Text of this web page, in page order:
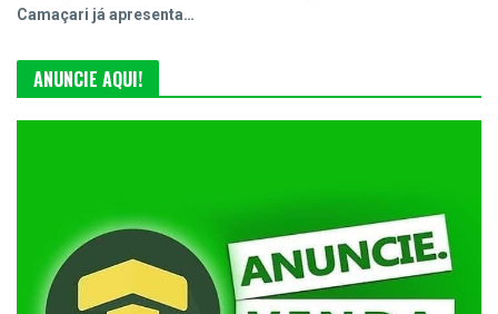
Camaçari já apresenta…
ANUNCIE AQUI!